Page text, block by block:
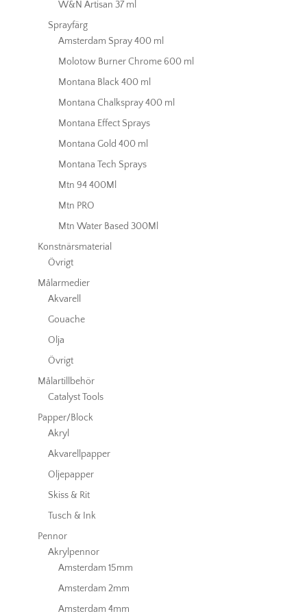
W&N Artisan 37 ml
Sprayfärg
Amsterdam Spray 400 ml
Molotow Burner Chrome 600 ml
Montana Black 400 ml
Montana Chalkspray 400 ml
Montana Effect Sprays
Montana Gold 400 ml
Montana Tech Sprays
Mtn 94 400Ml
Mtn PRO
Mtn Water Based 300Ml
Konstnärsmaterial
Övrigt
Målarmedier
Akvarell
Gouache
Olja
Övrigt
Målartillbehör
Catalyst Tools
Papper/Block
Akryl
Akvarellpapper
Oljepapper
Skiss & Rit
Tusch & Ink
Pennor
Akrylpennor
Amsterdam 15mm
Amsterdam 2mm
Amsterdam 4mm